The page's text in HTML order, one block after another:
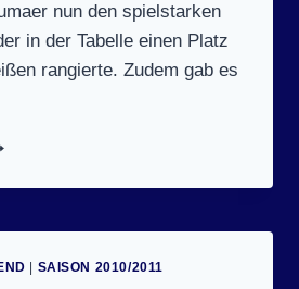
nun den spielstarken
in der Tabelle einen Platz
rangierte. Zudem gab es
SAISON 2010/2011